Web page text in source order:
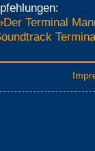
Terminal